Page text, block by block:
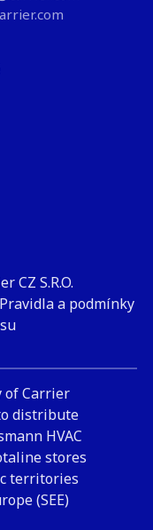
CZ S.R.O.
Pravidla a podmínky
of Carrier
distribute
HVAC
stores
territories
(SEE)